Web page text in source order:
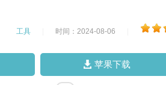
工具 时间：2024-08-06
苹果下载